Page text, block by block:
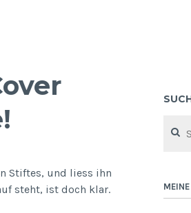
Stiftes, und liess ihn
steht, ist doch klar.
nach: